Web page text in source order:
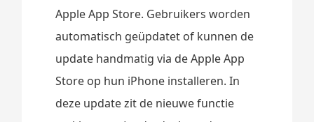
Apple App Store. Gebruikers worden
automatisch geüpdatet of kunnen de
update handmatig via de Apple App
Store op hun iPhone installeren. In
deze update zit de nieuwe functie